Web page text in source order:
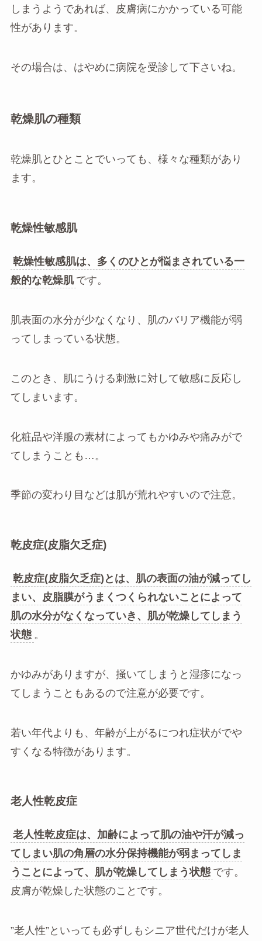
しまうようであれば、皮膚病にかかっている可能
性があります。
その場合は、はやめに病院を受診して下さいね。
乾燥肌の種類
乾燥肌とひとことでいっても、様々な種類があり
ます。
乾燥性敏感肌
乾燥性敏感肌は、多くのひとが悩まされている一
般的な乾燥肌 です。
肌表面の水分が少なくなり、肌のバリア機能が弱
ってしまっている状態。
このとき、肌にうける刺激に対して敏感に反応し
てしまいます。
化粧品や洋服の素材によってもかゆみや痛みがで
てしまうことも…。
季節の変わり目などは肌が荒れやすいので注意。
乾皮症(皮脂欠乏症)
乾皮症(皮脂欠乏症)とは、肌の表面の油が減ってし
まい、皮脂膜がうまくつくられないことによって
肌の水分がなくなっていき、肌が乾燥してしまう
状態 。
かゆみがありますが、掻いてしまうと湿疹になっ
てしまうこともあるので注意が必要です。
若い年代よりも、年齢が上がるにつれ症状がでや
すくなる特徴があります。
老人性乾皮症
老人性乾皮症は、加齢によって肌の油や汗が減っ
てしまい肌の角層の水分保持機能が弱まってしま
うことによって、肌が乾燥してしまう状態 です。
皮膚が乾燥した状態のことです。
”老人性”といっても必ずしもシニア世代だけが老人